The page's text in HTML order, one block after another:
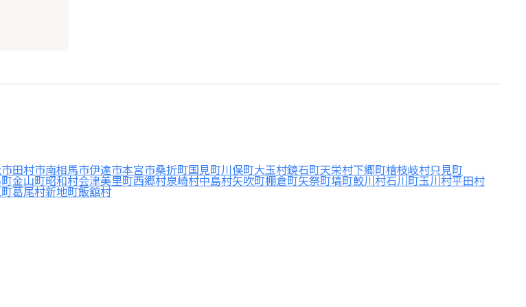
田村市南相馬市伊達市本宮市桑折町国見町川俣町大玉村鏡石町天栄村下郷町檜枝岐村只見町
金山町昭和村会津美里町西郷村泉崎村中島村矢吹町棚倉町矢祭町塙町鮫川村石川町玉川村平田村
葛尾村新地町飯舘村